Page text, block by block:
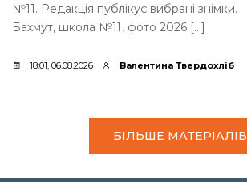
№11. Редакція публікує вибрані знімки.
Бахмут, школа №11, фото 2026 […]
18:01, 06.08.2026 Валентина Твердохліб
БІЛЬШЕ МАТЕРІАЛІВ